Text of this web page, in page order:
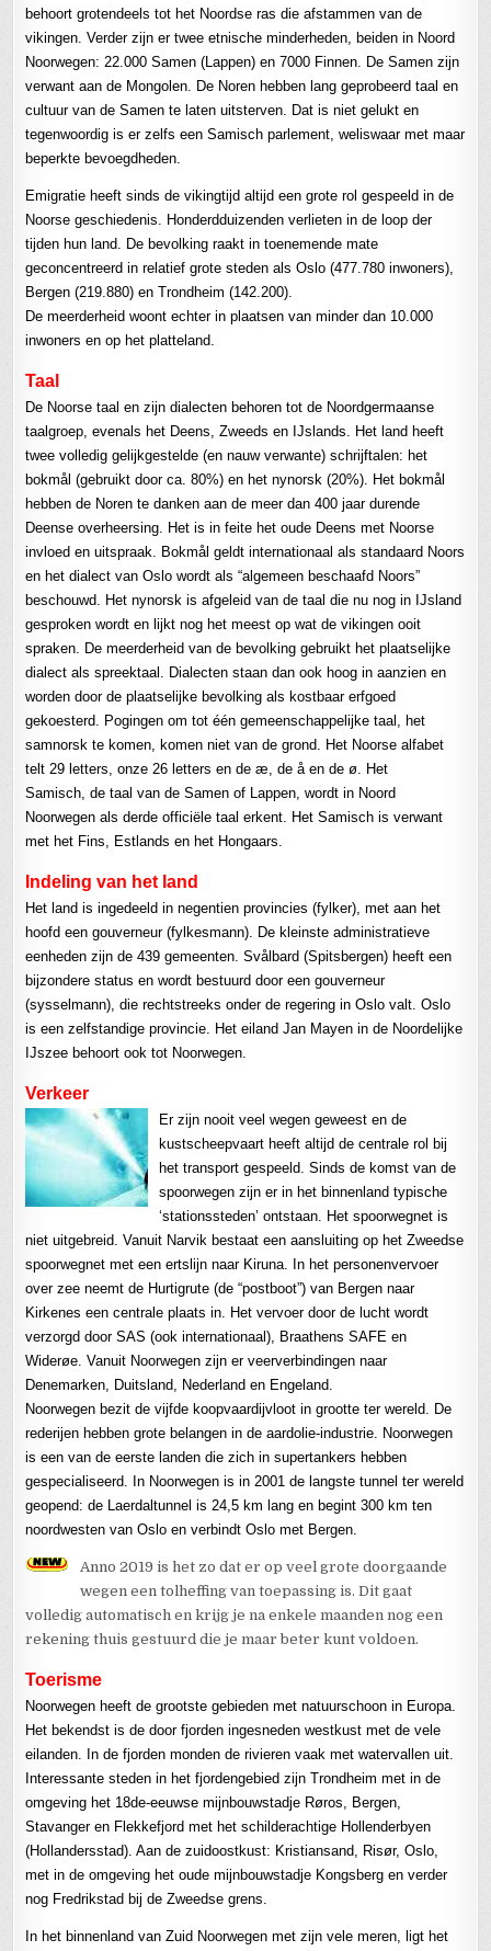
behoort grotendeels tot het Noordse ras die afstammen van de
vikingen. Verder zijn er twee etnische minderheden, beiden in Noord
Noorwegen: 22.000 Samen (Lappen) en 7000 Finnen. De Samen zijn
verwant aan de Mongolen. De Noren hebben lang geprobeerd taal en
cultuur van de Samen te laten uitsterven. Dat is niet gelukt en
tegenwoordig is er zelfs een Samisch parlement, weliswaar met maar
beperkte bevoegdheden.
Emigratie heeft sinds de vikingtijd altijd een grote rol gespeeld in de
Noorse geschiedenis. Honderdduizenden verlieten in de loop der
tijden hun land. De bevolking raakt in toenemende mate
geconcentreerd in relatief grote steden als Oslo (477.780 inwoners),
Bergen (219.880) en Trondheim (142.200).
De meerderheid woont echter in plaatsen van minder dan 10.000
inwoners en op het platteland.
Taal
De Noorse taal en zijn dialecten behoren tot de Noordgermaanse
taalgroep, evenals het Deens, Zweeds en IJslands. Het land heeft
twee volledig gelijkgestelde (en nauw verwante) schrijftalen: het
bokmål (gebruikt door ca. 80%) en het nynorsk (20%). Het bokmål
hebben de Noren te danken aan de meer dan 400 jaar durende
Deense overheersing. Het is in feite het oude Deens met Noorse
invloed en uitspraak. Bokmål geldt internationaal als standaard Noors
en het dialect van Oslo wordt als “algemeen beschaafd Noors”
beschouwd. Het nynorsk is afgeleid van de taal die nu nog in IJsland
gesproken wordt en lijkt nog het meest op wat de vikingen ooit
spraken. De meerderheid van de bevolking gebruikt het plaatselijke
dialect als spreektaal. Dialecten staan dan ook hoog in aanzien en
worden door de plaatselijke bevolking als kostbaar erfgoed
gekoesterd. Pogingen om tot één gemeenschappelijke taal, het
samnorsk te komen, komen niet van de grond. Het Noorse alfabet
telt 29 letters, onze 26 letters en de æ, de å en de ø. Het
Samisch, de taal van de Samen of Lappen, wordt in Noord
Noorwegen als derde officiële taal erkent. Het Samisch is verwant
met het Fins, Estlands en het Hongaars.
Indeling van het land
Het land is ingedeeld in negentien provincies (fylker), met aan het
hoofd een gouverneur (fylkesmann). De kleinste administratieve
eenheden zijn de 439 gemeenten. Svålbard (Spitsbergen) heeft een
bijzondere status en wordt bestuurd door een gouverneur
(sysselmann), die rechtstreeks onder de regering in Oslo valt. Oslo
is een zelfstandige provincie. Het eiland Jan Mayen in de Noordelijke
IJszee behoort ook tot Noorwegen.
Verkeer
Er zijn nooit veel wegen geweest en de
kustscheepvaart heeft altijd de centrale rol bij
het transport gespeeld. Sinds de komst van de
spoorwegen zijn er in het binnenland typische
‘stationssteden’ ontstaan. Het spoorwegnet is
niet uitgebreid. Vanuit Narvik bestaat een aansluiting op het Zweedse
spoorwegnet met een ertslijn naar Kiruna. In het personenvervoer
over zee neemt de Hurtigrute (de “postboot”) van Bergen naar
Kirkenes een centrale plaats in. Het vervoer door de lucht wordt
verzorgd door SAS (ook internationaal), Braathens SAFE en
Widerøe. Vanuit Noorwegen zijn er veerverbindingen naar
Denemarken, Duitsland, Nederland en Engeland.
Noorwegen bezit de vijfde koopvaardijvloot in grootte ter wereld. De
rederijen hebben grote belangen in de aardolie-industrie. Noorwegen
is een van de eerste landen die zich in supertankers hebben
gespecialiseerd. In Noorwegen is in 2001 de langste tunnel ter wereld
geopend: de Laerdaltunnel is 24,5 km lang en begint 300 km ten
noordwesten van Oslo en verbindt Oslo met Bergen.
Anno 2019 is het zo dat er op veel grote doorgaande
wegen een tolheffing van toepassing is. Dit gaat
volledig automatisch en krijg je na enkele maanden nog een
rekening thuis gestuurd die je maar beter kunt voldoen.
Toerisme
Noorwegen heeft de grootste gebieden met natuurschoon in Europa.
Het bekendst is de door fjorden ingesneden westkust met de vele
eilanden. In de fjorden monden de rivieren vaak met watervallen uit.
Interessante steden in het fjordengebied zijn Trondheim met in de
omgeving het 18de-eeuwse mijnbouwstadje Røros, Bergen,
Stavanger en Flekkefjord met het schilderachtige Hollenderbyen
(Hollandersstad). Aan de zuidoostkust: Kristiansand, Risør, Oslo,
met in de omgeving het oude mijnbouwstadje Kongsberg en verder
nog Fredrikstad bij de Zweedse grens.
In het binnenland van Zuid Noorwegen met zijn vele meren, ligt het